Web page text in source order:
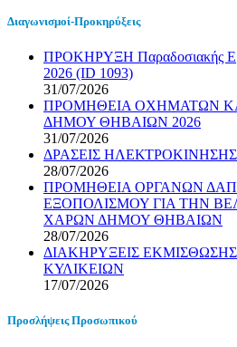
Διαγωνισμοί-Προκηρύξεις
ΠΡΟΚΗΡΥΞΗ Παραδοσιακής
2026 (ID 1093)
31/07/2026
ΠΡΟΜΗΘΕΙΑ ΟΧΗΜΑΤΩΝ
ΔΗΜΟΥ ΘΗΒΑΙΩΝ 2026
31/07/2026
ΔΡΑΣΕΙΣ
28/07/2026
ΠΡΟΜΗΘΕΙΑ ΟΡΓΑΝΩΝ
ΕΞΟΠΟΛΙΣΜΟΥ ΓΙΑ ΤΗΝ
ΧΑΡΩΝ ΔΗΜΟΥ ΘΗΒΑΙΩΝ
28/07/2026
ΔΙΑΚΗΡΥΞΕΙΣ
ΚΥΛΙΚΕΙΩΝ
17/07/2026
Προσλήψεις Προσωπικού